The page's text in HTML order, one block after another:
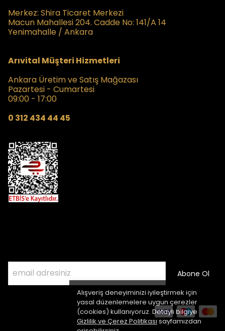
Alışveriş deneyiminizi iyileştirmek için
yasal düzenlemelere uygun çerezler
(cookies) kullanıyoruz. Detaylı bilgiye
Gizlilik ve Çerez Politikası sayfamızdan
Merkez: Shira Ticaret Merkezi
Macun Mahallesi 204. Cadde No: 141/A 14
Yenimahalle / Ankara
Arıvital Müşteri Hizmetleri
Ankara Üretim ve Satış Mağazası
Pazartesi - Cumartesi
09:00 - 17:00
0 312 434 44 45
Abone Ol